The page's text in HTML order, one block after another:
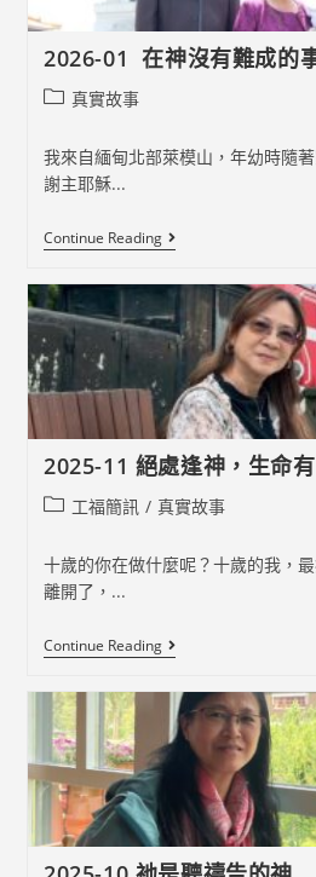
2026-01 在神沒有難成的
Post真實故事
我來自緬甸北部萊模山，年幼時隨
謝主耶穌...
Continue Reading2026-
01
神
沒
有
難
的
事
2025-11 絕處逢神，生命
Post工福簡訊 / 真實故事
十歲的你在做什麼呢？十歲的我，
離開了，...
Continue Reading2025-
11
逢
神，
生
路